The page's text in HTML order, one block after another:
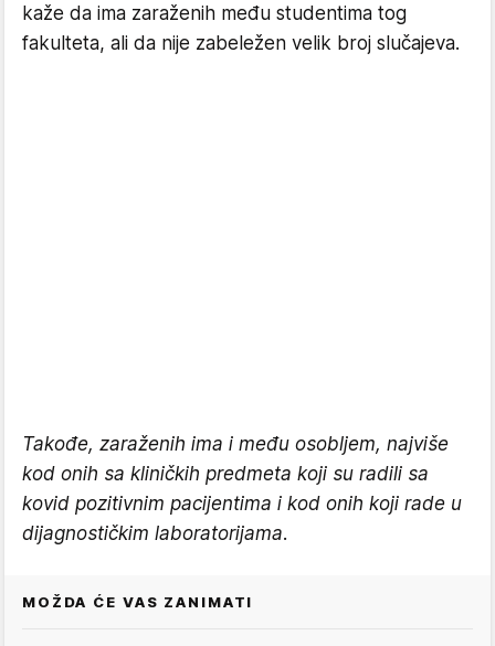
kaže da ima zaraženih među studentima tog
fakulteta, ali da nije zabeležen velik broj slučajeva.
Takođe, zaraženih ima i među osobljem, najviše
kod onih sa kliničkih predmeta koji su radili sa
kovid pozitivnim pacijentima i kod onih koji rade u
dijagnostičkim laboratorijama.
MOŽDA ĆE VAS ZANIMATI